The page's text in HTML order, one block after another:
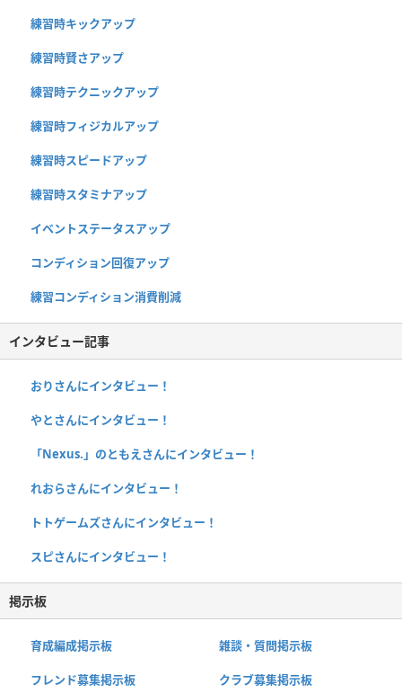
練習時キックアップ
練習時賢さアップ
練習時テクニックアップ
練習時フィジカルアップ
練習時スピードアップ
練習時スタミナアップ
イベントステータスアップ
コンディション回復アップ
練習コンディション消費削減
インタビュー記事
おりさんにインタビュー！
やとさんにインタビュー！
「Nexus.」のともえさんにインタビュー！
れおらさんにインタビュー！
トトゲームズさんにインタビュー！
スピさんにインタビュー！
掲示板
育成編成掲示板 雑談・質問掲示板
フレンド募集掲示板 クラブ募集掲示板